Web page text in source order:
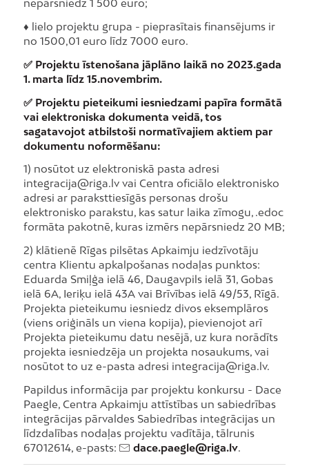
nepārsniedz 1 500 euro;
♦ lielo projektu grupa - pieprasītais finansējums ir
no 1500,01 euro līdz 7000 euro.
✅ Projektu īstenošana jāplāno laikā no 2023.gada
1. marta līdz 15.novembrim.
✅ Projektu pieteikumi iesniedzami papīra formātā
vai elektroniska dokumenta veidā, tos
sagatavojot atbilstoši normatīvajiem aktiem par
dokumentu noformēšanu:
1) nosūtot uz elektroniskā pasta adresi
integracija@riga.lv vai Centra oficiālo elektronisko
adresi ar paraksttiesīgās personas drošu
elektronisko parakstu, kas satur laika zīmogu, .edoc
formāta pakotnē, kuras izmērs nepārsniedz 20 MB;
2) klātienē Rīgas pilsētas Apkaimju iedzīvotāju
centra Klientu apkalpošanas nodaļas punktos:
Eduarda Smiļģa ielā 46, Daugavpils ielā 31, Gobas
ielā 6A, Ieriķu ielā 43A vai Brīvības ielā 49/53, Rīgā.
Projekta pieteikumu iesniedz divos eksemplāros
(viens oriģināls un viena kopija), pievienojot arī
Projekta pieteikumu datu nesējā, uz kura norādīts
projekta iesniedzēja un projekta nosaukums, vai
nosūtot to uz e-pasta adresi integracija@riga.lv.
Papildus informācija par projektu konkursu - Dace
Paegle, Centra Apkaimju attīstības un sabiedrības
integrācijas pārvaldes Sabiedrības integrācijas un
līdzdalības nodaļas projektu vadītāja, tālrunis
67012614, e-pasts:
dace.paegle@riga.lv.